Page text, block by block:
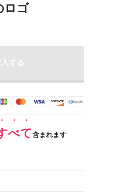
ロゴ
する
べて含まれます